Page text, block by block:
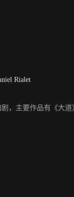
Rialet
剧，主要作品有《大